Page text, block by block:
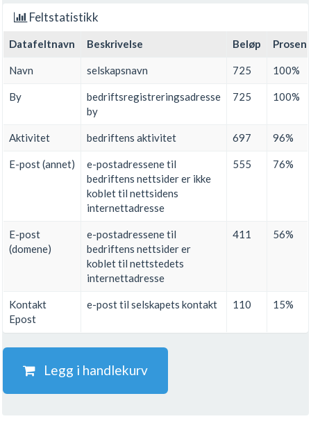
Feltstatistikk
Datafeltnavn Beskrivelse Beløp Prosent
Navn selskapsnavn 725 100%
By
bedriftsregistreringsadresse
by
725 100%
Aktivitet bedriftens aktivitet 697 96%
E-post (annet)
e-postadressene til
bedriftens nettsider er ikke
koblet til nettsidens
internettadresse
555 76%
E-post
(domene)
e-postadressene til
bedriftens nettsider er
koblet til nettstedets
internettadresse
411 56%
Kontakt
Epost
e-post til selskapets kontakt 110 15%
Legg i handlekurv